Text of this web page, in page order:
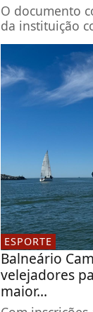
O documento
da instituição
ESPORTE
Balneário
velejadores
maior...